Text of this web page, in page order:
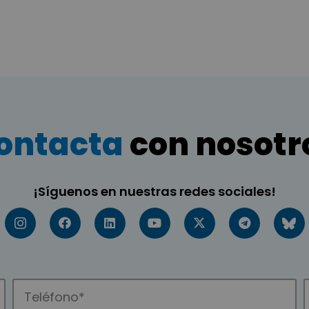
con
¡Síguenos en nuestras redes sociales!